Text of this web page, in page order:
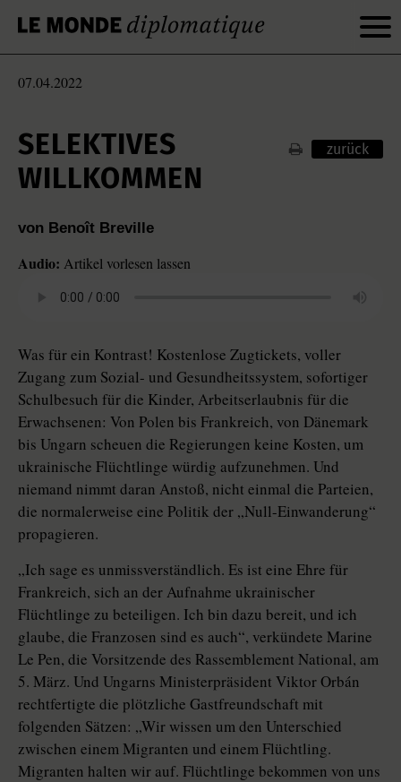
07.04.2022
SELEKTIVES
WILLKOMMEN
zurück
von Benoît Breville
Audio: Artikel vorlesen lassen
Was für ein Kontrast! Kostenlose Zugtickets, voller
Zugang zum Sozial- und Gesundheitssystem, sofortiger
Schulbesuch für die Kinder, Arbeitserlaubnis für die
Erwachsenen: Von Polen bis Frankreich, von Dänemark
bis Ungarn scheuen die Regierungen keine Kosten, um
ukrainische Flüchtlinge würdig aufzunehmen. Und
niemand nimmt daran Anstoß, nicht einmal die Parteien,
die normalerweise eine Politik der „Null-Einwanderung“
propagieren.
„Ich sage es unmissverständlich. Es ist eine Ehre für
Frankreich, sich an der Aufnahme ukrainischer
Flüchtlinge zu beteiligen. Ich bin dazu bereit, und ich
glaube, die Franzosen sind es auch“, verkündete Marine
Le Pen, die Vorsitzende des Rassemblement Na­tio­nal, am
5. März. Und Ungarns Ministerpräsident Viktor Orbán
rechtfertigte die plötzliche Gastfreundschaft mit
folgenden Sätzen: „Wir wissen um den Unterschied
zwischen einem Migranten und einem Flüchtling.
Migranten halten wir auf. Flüchtlinge bekommen von uns